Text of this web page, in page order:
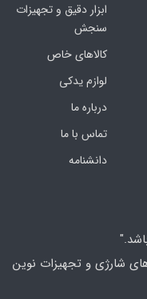
ابزار دقیق و تجهیزات
سنجش
کالاهای خاص
لوازم یدکی
درباره ما
تماس با ما
دانشنامه
های شارژی و تجهیزات نوین